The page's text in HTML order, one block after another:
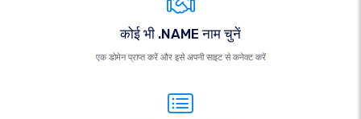
कोई भी .NAME नाम चुनें
एक डोमेन प्राप्त करें और इसे अपनी साइट से कनेक्ट करें